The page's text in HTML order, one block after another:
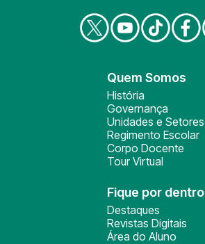
Quem Somos
História
Governança
Unidades e Setores
Regimento Escolar
Corpo Docente
Tour Virtual
Fique por dentro
Destaques
Revistas Digitais
Área do Aluno